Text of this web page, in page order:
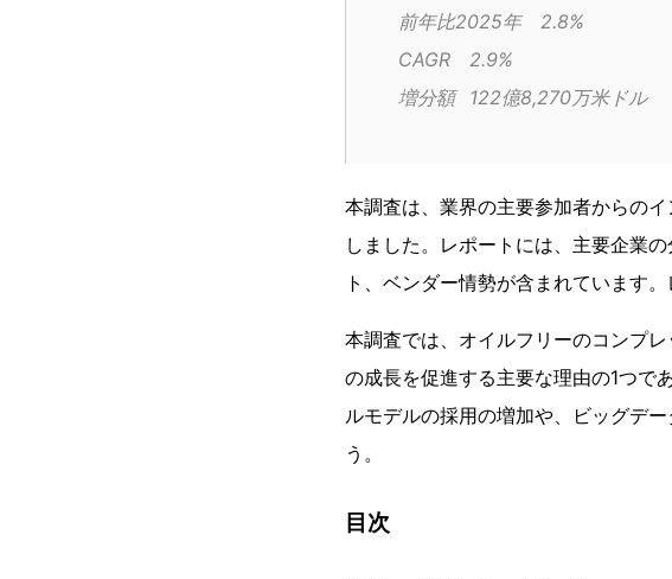
前年比2025年	2.8%
CAGR	2.9%
増分額	122億8,270万米ドル
本調査は、業界の主要参加者からの
しました。レポートには、主要企業
ト、ベンダー情勢が含まれています
本調査では、オイルフリーのコンプ
の成長を促進する主要な理由の1つで
ルモデルの採用の増加や、ビッグデ
う。
目次